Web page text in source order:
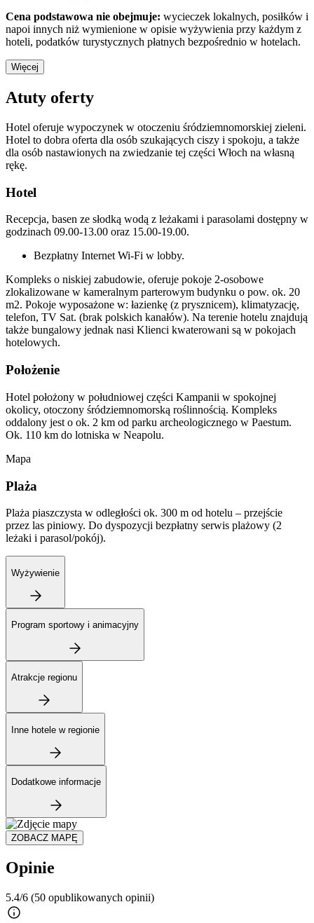
Cena podstawowa nie obejmuje: wycieczek lokalnych, posiłków i
napoi innych niż wymienione w opisie wyżywienia przy każdym z
hoteli, podatków turystycznych płatnych bezpośrednio w hotelach.
Więcej
Atuty oferty
Hotel oferuje wypoczynek w otoczeniu śródziemnomorskiej zieleni.
Hotel to dobra oferta dla osób szukających ciszy i spokoju, a także
dla osób nastawionych na zwiedzanie tej części Włoch na własną
rękę.
Hotel
Recepcja, basen ze słodką wodą z leżakami i parasolami dostępny w
godzinach 09.00-13.00 oraz 15.00-19.00.
Bezpłatny Internet Wi-Fi w lobby.
Kompleks o niskiej zabudowie, oferuje pokoje 2-osobowe
zlokalizowane w kameralnym parterowym budynku o pow. ok. 20
m2. Pokoje wyposażone w: łazienkę (z prysznicem), klimatyzację,
telefon, TV Sat. (brak polskich kanałów). Na terenie hotelu znajdują
także bungalowy jednak nasi Klienci kwaterowani są w pokojach
hotelowych.
Położenie
Hotel położony w południowej części Kampanii w spokojnej
okolicy, otoczony śródziemnomorską roślinnością. Kompleks
oddalony jest o ok. 2 km od parku archeologicznego w Paestum.
Ok. 110 km do lotniska w Neapolu.
Mapa
Plaża
Plaża piaszczysta w odległości ok. 300 m od hotelu – przejście
przez las piniowy. Do dyspozycji bezpłatny serwis plażowy (2
leżaki i parasol/pokój).
Wyżywienie
Program sportowy i animacyjny
Atrakcje regionu
Inne hotele w regionie
Dodatkowe informacje
ZOBACZ MAPĘ
Opinie
5.4/6 (50 opublikowanych opinii)